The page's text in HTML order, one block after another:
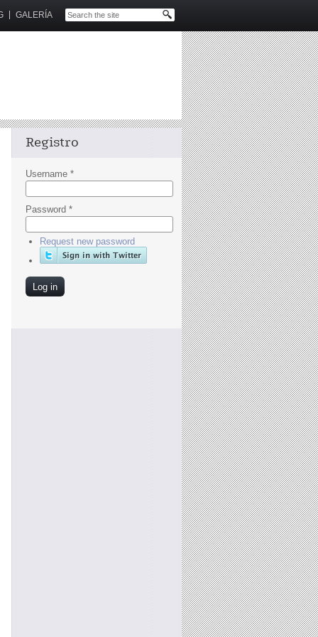
GALERÍA
Registro
Username *
Password *
Request new password